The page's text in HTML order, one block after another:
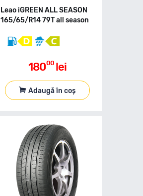
Leao iGREEN ALL SEASON
165/65/R14 79T all season
18000 lei
Adaugă în coș